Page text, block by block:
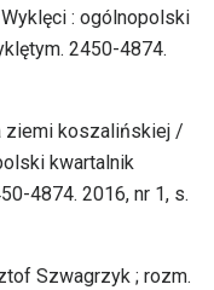
: ogólnopolski
2450-4874.
ziemi koszalińskiej /
kwartalnik
4874. 2016, nr 1, s.
Szwagrzyk ; rozm.